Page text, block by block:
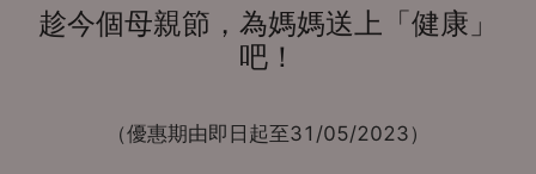
趁今個母親節，為媽媽送上「健康」
吧！
（優惠期由即日起至31/05/2023）